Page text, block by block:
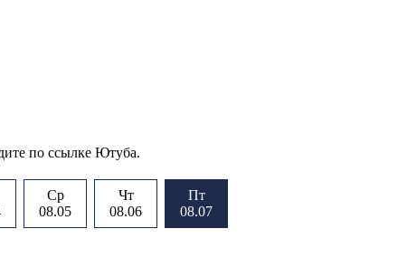
по ссылке Ютуба.
Ср
08.05
Чт
08.06
Пт
08.07